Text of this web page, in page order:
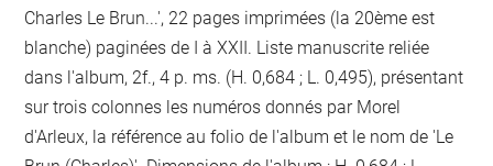
Charles Le Brun...', 22 pages imprimées (la 20ème est
blanche) paginées de I à XXII. Liste manuscrite reliée
dans l'album, 2f., 4 p. ms. (H. 0,684 ; L. 0,495), présentant
sur trois colonnes les numéros donnés par Morel
d'Arleux, la référence au folio de l'album et le nom de 'Le